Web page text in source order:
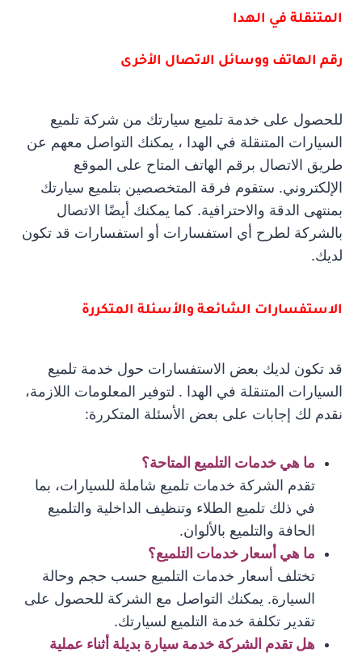
المتنقلة في الهدا
رقم الهاتف ووسائل الاتصال الأخرى
للحصول على خدمة تلميع سيارتك من شركة تلميع
السيارات المتنقلة في الهدا ، يمكنك التواصل معهم عن
طريق الاتصال برقم الهاتف المتاح على الموقع
الإلكتروني. ستقوم فرقة المتخصصين بتلميع سيارتك
بمنتهى الدقة والاحترافية. كما يمكنك أيضًا الاتصال
بالشركة لطرح أي استفسارات أو استفسارات قد تكون
لديك.
الاستفسارات الشائعة والأسئلة المتكررة
قد تكون لديك بعض الاستفسارات حول خدمة تلميع
السيارات المتنقلة في الهدا . لتوفير المعلومات اللازمة،
نقدم لك إجابات على بعض الأسئلة المتكررة:
ما هي خدمات التلميع المتاحة؟
تقدم الشركة خدمات تلميع شاملة للسيارات، بما
في ذلك تلميع الطلاء وتنظيف الداخلية والتلميع
الحافة والتلميع بالألوان.
ما هي أسعار خدمات التلميع؟
تختلف أسعار خدمات التلميع حسب حجم وحالة
السيارة. يمكنك التواصل مع الشركة للحصول على
تقدير تكلفة خدمة التلميع لسيارتك.
هل تقدم الشركة خدمة سيارة بديلة أثناء عملية